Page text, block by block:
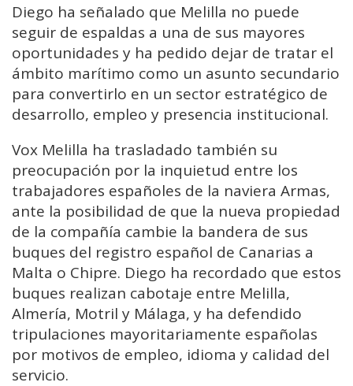
Diego ha señalado que Melilla no puede
seguir de espaldas a una de sus mayores
oportunidades y ha pedido dejar de tratar el
ámbito marítimo como un asunto secundario
para convertirlo en un sector estratégico de
desarrollo, empleo y presencia institucional.
Vox Melilla ha trasladado también su
preocupación por la inquietud entre los
trabajadores españoles de la naviera Armas,
ante la posibilidad de que la nueva propiedad
de la compañía cambie la bandera de sus
buques del registro español de Canarias a
Malta o Chipre. Diego ha recordado que estos
buques realizan cabotaje entre Melilla,
Almería, Motril y Málaga, y ha defendido
tripulaciones mayoritariamente españolas
por motivos de empleo, idioma y calidad del
servicio.